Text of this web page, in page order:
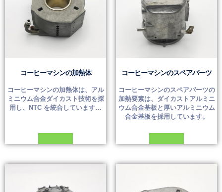
コーヒーマシンの加熱体
コーヒーマシンの加熱体は、アル
ミニウム合金ダイカスト技術を採
用し、NTC を統合しています…
コーヒーマシンのスペアパーツ
コーヒーマシンのスペアパーツの
加熱要素は、ダイカストアルミニ
ウム合金基板と厚いアルミニウム
合金基板を採用しています。